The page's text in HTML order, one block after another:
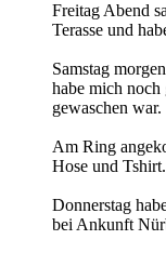
Freitag Abend
Terasse und
Samstag
habe mich noch
gewaschen war.
Am Ring
Hose und
Donnerstag
bei Ankunft